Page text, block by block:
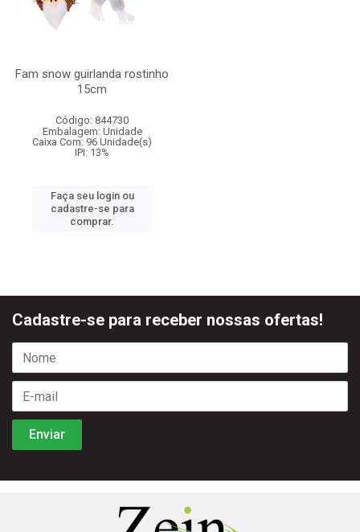
Fam snow guirlanda rostinho
15cm
Código: 844730
Embalagem: Unidade
Caixa Com: 96 Unidade(s)
IPI: 13%
Faça seu login ou
cadastre-se para
comprar.
Cadastre-se para receber nossas ofertas!